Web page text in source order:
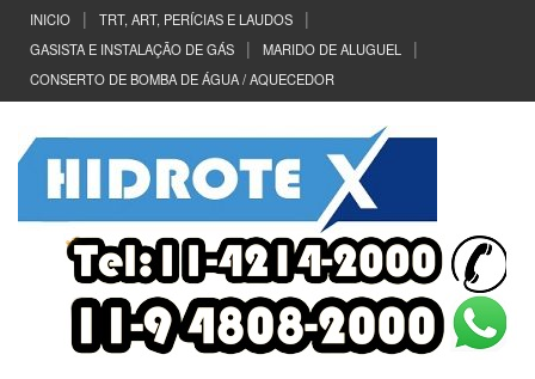
Conteúdo
Pular
menu
principal
INICIO
TRT, ART, PERÍCIAS E LAUDOS
GASISTA E INSTALAÇÃO DE GÁS
MARIDO DE ALUGUEL
CONSERTO DE BOMBA DE ÁGUA / AQUECEDOR